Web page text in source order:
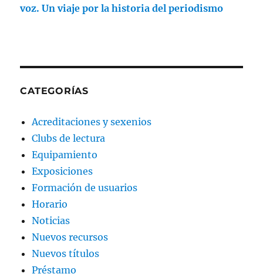
voz. Un viaje por la historia del periodismo
CATEGORÍAS
Acreditaciones y sexenios
Clubs de lectura
Equipamiento
Exposiciones
Formación de usuarios
Horario
Noticias
Nuevos recursos
Nuevos títulos
Préstamo